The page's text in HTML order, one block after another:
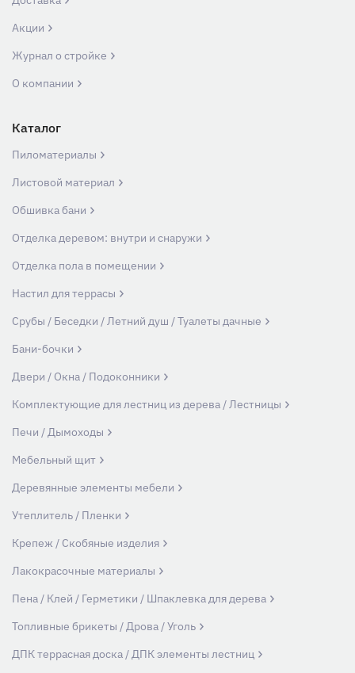
Акции
Журнал о стройке
О компании
Каталог
Пиломатериалы
Листовой материал
Обшивка бани
Отделка деревом: внутри и снаружи
Отделка пола в помещении
Настил для террасы
Срубы / Беседки / Летний душ / Туалеты дачные
Бани-бочки
Двери / Окна / Подоконники
Комплектующие для лестниц из дерева / Лестницы
Печи / Дымоходы
Мебельный щит
Деревянные элементы мебели
Утеплитель / Пленки
Крепеж / Скобяные изделия
Лакокрасочные материалы
Пена / Клей / Герметики / Шпаклевка для дерева
Топливные брикеты / Дрова / Уголь
ДПК террасная доска / ДПК элементы лестниц